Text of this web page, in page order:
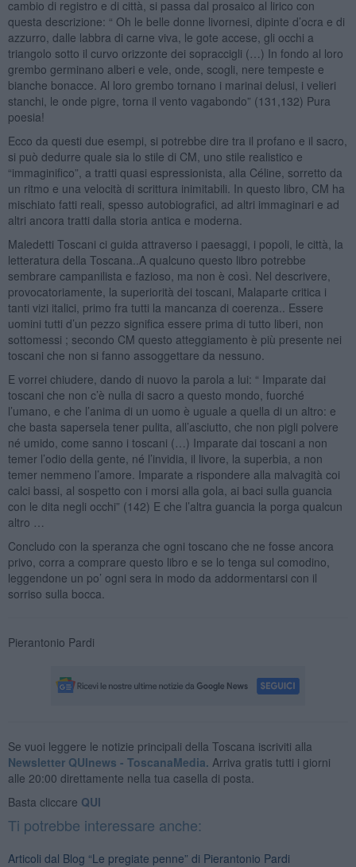
cambio di registro e di città, si passa dal prosaico al lirico con
questa descrizione: “ Oh le belle donne livornesi, dipinte d’ocra e di
azzurro, dalle labbra di carne viva, le gote accese, gli occhi a
triangolo sotto il curvo orizzonte dei sopraccigli (…) In fondo al loro
grembo germinano alberi e vele, onde, scogli, nere tempeste e
bianche bonacce. Al loro grembo tornano i marinai delusi, i velieri
stanchi, le onde pigre, torna il vento vagabondo” (131,132) Pura
poesia!
Ecco da questi due esempi, si potrebbe dire tra il profano e il sacro,
si può dedurre quale sia lo stile di CM, uno stile realistico e
“immaginifico”, a tratti quasi espressionista, alla Céline, sorretto da
un ritmo e una velocità di scrittura inimitabili. In questo libro, CM ha
mischiato fatti reali, spesso autobiografici, ad altri immaginari e ad
altri ancora tratti dalla storia antica e moderna.
Maledetti Toscani ci guida attraverso i paesaggi, i popoli, le città, la
letteratura della Toscana..A qualcuno questo libro potrebbe
sembrare campanilista e fazioso, ma non è così. Nel descrivere,
provocatoriamente, la superiorità dei toscani, Malaparte critica i
tanti vizi italici, primo fra tutti la mancanza di coerenza.. Essere
uomini tutti d’un pezzo significa essere prima di tutto liberi, non
sottomessi ; secondo CM questo atteggiamento è più presente nei
toscani che non si fanno assoggettare da nessuno.
E vorrei chiudere, dando di nuovo la parola a lui: “ Imparate dai
toscani che non c’è nulla di sacro a questo mondo, fuorché
l’umano, e che l’anima di un uomo è uguale a quella di un altro: e
che basta sapersela tener pulita, all’asciutto, che non pigli polvere
né umido, come sanno i toscani (…) Imparate dai toscani a non
temer l’odio della gente, né l’invidia, il livore, la superbia, a non
temer nemmeno l’amore. Imparate a rispondere alla malvagità coi
calci bassi, al sospetto con i morsi alla gola, ai baci sulla guancia
con le dita negli occhi” (142) E che l’altra guancia la porga qualcun
altro …
Concludo con la speranza che ogni toscano che ne fosse ancora
privo, corra a comprare questo libro e se lo tenga sul comodino,
leggendone un po’ ogni sera in modo da addormentarsi con il
sorriso sulla bocca.
Pierantonio Pardi
Se vuoi leggere le notizie principali della Toscana iscriviti alla
Newsletter QUInews - ToscanaMedia. Arriva gratis tutti i giorni
alle 20:00 direttamente nella tua casella di posta.
Basta cliccare QUI
Ti potrebbe interessare anche:
Articoli dal Blog “Le pregiate penne” di Pierantonio Pardi